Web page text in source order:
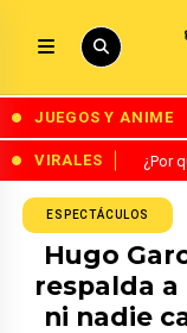
JUEGOS Y ANIME
VIRALES ¿Por
ESPECTÁCULOS
Hugo
respalda a
ni nadie